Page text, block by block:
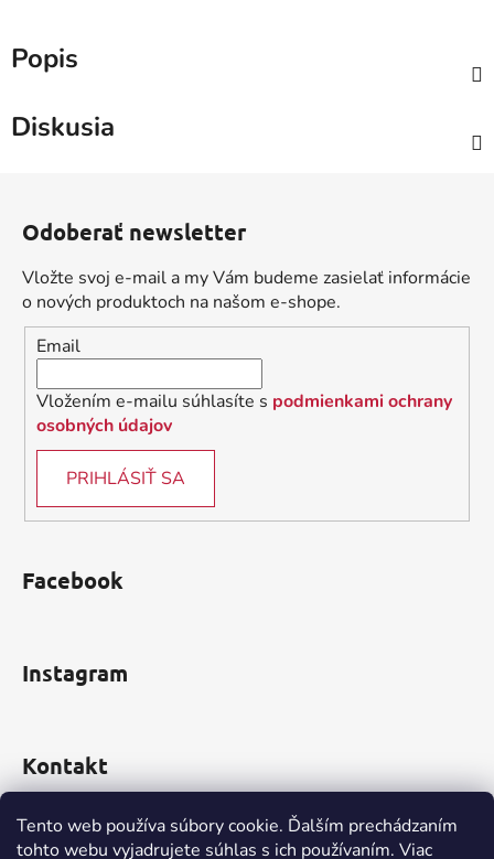
Tento web používa súbory cookie. Ďalším prechádzaním
tohto webu vyjadrujete súhlas s ich používaním. Viac
Popis
Diskusia
Odoberať newsletter
Vložte svoj e-mail a my Vám budeme zasielať informácie
o nových produktoch na našom e-shope.
Email
Vložením e-mailu súhlasíte s podmienkami ochrany
osobných údajov
PRIHLÁSIŤ SA
Facebook
Instagram
Kontakt
obchod@incomp.sk